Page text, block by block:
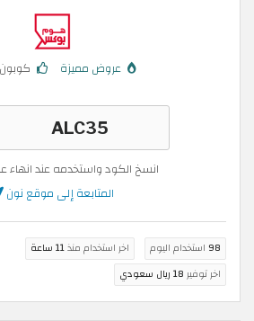
عروض مميزة
انسخ الكود واستخدمه عند انهاء
المتابعة إلى موقع نون
98 استخدام اليوم اخر استخدام منذ11 ساعة
اخر توفير 18 ريال سعودي